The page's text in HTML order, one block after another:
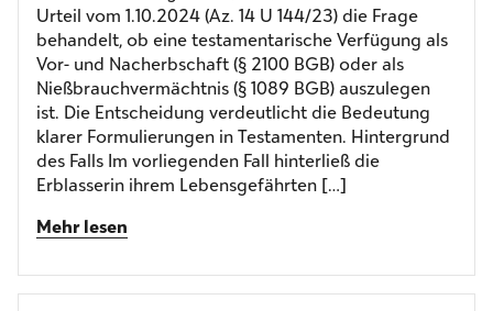
Urteil vom 1.10.2024 (Az. 14 U 144/23) die Frage
behandelt, ob eine testamentarische Verfügung als
Vor- und Nacherbschaft (§ 2100 BGB) oder als
Nießbrauchvermächtnis (§ 1089 BGB) auszulegen
ist. Die Entscheidung verdeutlicht die Bedeutung
klarer Formulierungen in Testamenten. Hintergrund
des Falls Im vorliegenden Fall hinterließ die
Erblasserin ihrem Lebensgefährten […]
Mehr lesen